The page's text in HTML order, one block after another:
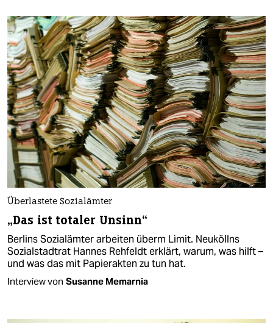
Überlastete Sozialämter
„Das ist totaler Unsinn“
Berlins Sozialämter arbeiten überm Limit. Neuköllns
Sozialstadtrat Hannes Rehfeldt erklärt, warum, was hilft –
und was das mit Papierakten zu tun hat.
Interview von Susanne Memarnia